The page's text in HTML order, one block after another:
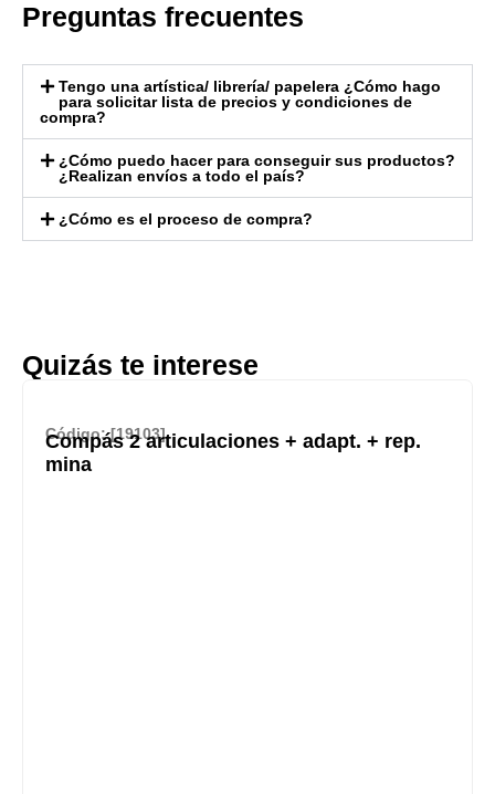
Preguntas frecuentes
Tengo una artística/ librería/ papelera ¿Cómo hago
para solicitar lista de precios y condiciones de
compra?
¿Cómo puedo hacer para conseguir sus productos?
¿Realizan envíos a todo el país?
¿Cómo es el proceso de compra?
Quizás te interese
Código: [19103]
Compás 2 articulaciones + adapt. + rep.
mina